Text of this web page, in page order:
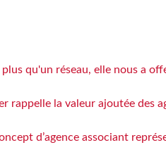
qu'un réseau, elle nous a
rappelle la valeur ajoutée des
d’agence associant